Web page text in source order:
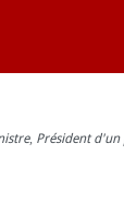
, Président